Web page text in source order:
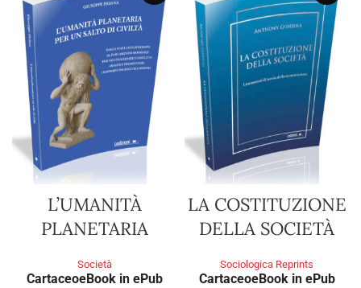
L’UMANITÀ
PLANETARIA
Società
CartaceoeBook in ePub
LA COSTITUZIONE
DELLA SOCIETÀ
Sociologica Reprints
CartaceoeBook in ePub